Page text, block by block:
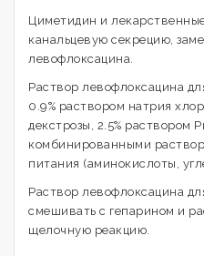
Циметидин и
канальцевую секрецию,
левофлоксацина.
Раствор левофлоксацина
0.9% раствором натрия
декстрозы, 2.5% раствором
комбинированными
питания (аминокислоты,
Раствор левофлоксацина
смешивать с гепарином и
щелочную реакцию.